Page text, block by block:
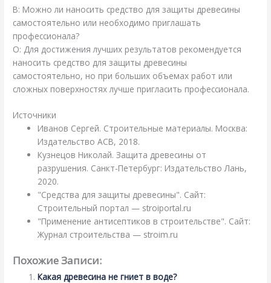
В: Можно ли наносить средство для защиты древесины
самостоятельно или необходимо приглашать
профессионала?
О: Для достижения лучших результатов рекомендуется
наносить средство для защиты древесины
самостоятельно, но при больших объемах работ или
сложных поверхностях лучше пригласить профессионала.
Источники
Иванов Сергей. Строительные материалы. Москва:
Издательство АСВ, 2018.
Кузнецов Николай. Защита древесины от
разрушения. Санкт-Петербург: Издательство Лань,
2020.
"Средства для защиты древесины". Сайт:
Строительный портал — stroiportal.ru
"Применение антисептиков в строительстве". Сайт:
Журнал строительства — stroim.ru
Похожие Записи:
Какая древесина не гниет в воде?